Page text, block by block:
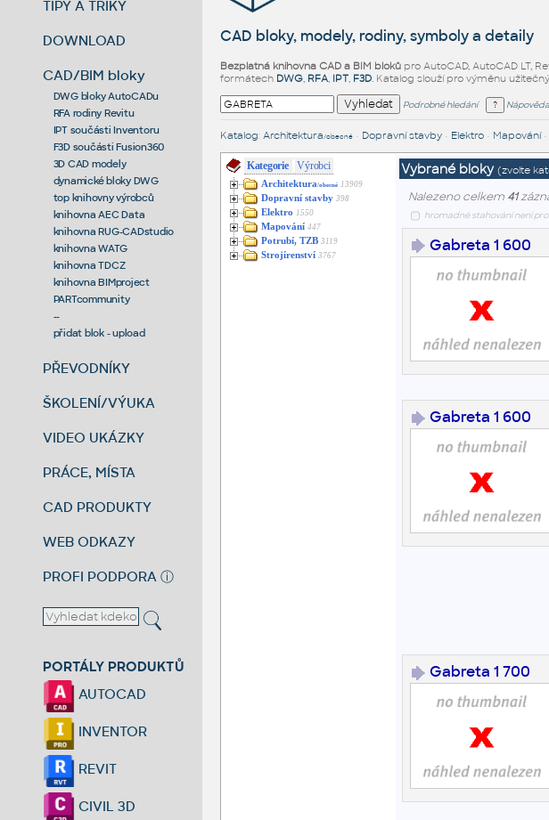
TIPY A TRIKY
DOWNLOAD
CAD/BIM bloky
DWG bloky AutoCADu
RFA rodiny Revitu
IPT součásti Inventoru
F3D součásti Fusion360
3D CAD modely
dynamické bloky DWG
top knihovny výrobců
knihovna AEC Data
knihovna RUG-CADstudio
knihovna WATG
knihovna TDCZ
knihovna BIMproject
PARTcommunity
--
přidat blok - upload
PŘEVODNÍKY
ŠKOLENÍ/VÝUKA
VIDEO UKÁZKY
PRÁCE, MÍSTA
CAD PRODUKTY
WEB ODKAZY
PROFI PODPORA ⓘ
PORTÁLY PRODUKTŮ
AUTOCAD
INVENTOR
REVIT
CIVIL 3D
CAD bloky, modely, rodiny, symboly a detaily
Bezplatná knihovna CAD a BIM blokůpro AutoCAD, AutoCAD LT,
formátech DWG, RFA, IPT, F3D. Katalog slouží pro výměnu
Podrobné hledání Nápověda
Katalog: Architektura /obecné• Dopravní stavby• Elektro• Mapování•
Kategorie Výrobci
Architektura/obecné 13909
Dopravní stavby 398
Elektro 1550
Mapování 447
Potrubí, TZB 3119
Strojírenství 3767
Vybrané bloky (zvolte
Nalezeno celkem 41
hromadné stahování není
Gabreta 1 600
Gabreta 1 600
Gabreta 1 700